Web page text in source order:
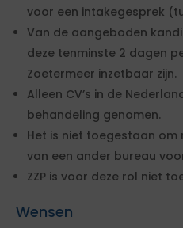
voor een intakegesprek
Van de aangeboden
deze tenminste 2 dagen
Zoetermeer inzetbaar zijn.
Alleen CV’s in de
behandeling genomen.
Het is niet toegestaan om
van een ander bureau
ZZP is voor deze rol niet
Wensen